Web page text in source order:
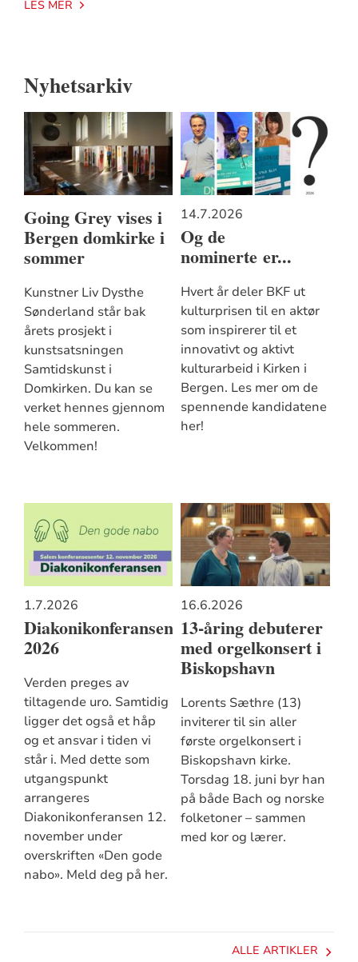
LES MER
Nyhetsarkiv
Going Grey vises i
Bergen domkirke i
sommer
Kunstner Liv Dysthe
Sønderland står bak
årets prosjekt i
kunstsatsningen
Samtidskunst i
Domkirken. Du kan se
verket hennes gjennom
hele sommeren.
Velkommen!
14.7.2026
Og de
nominerte er...
Hvert år deler BKF ut
kulturprisen til en aktør
som inspirerer til et
innovativt og aktivt
kulturarbeid i Kirken i
Bergen. Les mer om de
spennende kandidatene
her!
1.7.2026
Diakonikonferansen
2026
Verden preges av
tiltagende uro. Samtidig
ligger det også et håp
og et ansvar i tiden vi
står i. Med dette som
utgangspunkt
arrangeres
Diakonikonferansen 12.
november under
overskriften «Den gode
nabo». Meld deg på her.
16.6.2026
13-åring debuterer
med orgelkonsert i
Biskopshavn
Lorents Sæthre (13)
inviterer til sin aller
første orgelkonsert i
Biskopshavn kirke.
Torsdag 18. juni byr han
på både Bach og norske
folketoner – sammen
med kor og lærer.
ALLE ARTIKLER